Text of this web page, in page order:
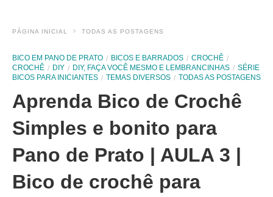
PÁGINA INICIAL TODAS AS POSTAGENS
BICO EM PANO DE PRATO BICOS E BARRADOS
CROCHÊ
CROCHÊ
DIY DIY, FAÇA VOCÊ MESMO E LEMBRANCINHAS
SÉRIE
BICOS PARA INICIANTES
TEMAS DIVERSOS TODAS AS POSTAGENS
Aprenda Bico de Crochê
Simples e bonito para
Pano de Prato | AULA 3 |
Bico de crochê para